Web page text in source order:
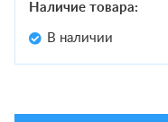
Наличие товара:
В наличии